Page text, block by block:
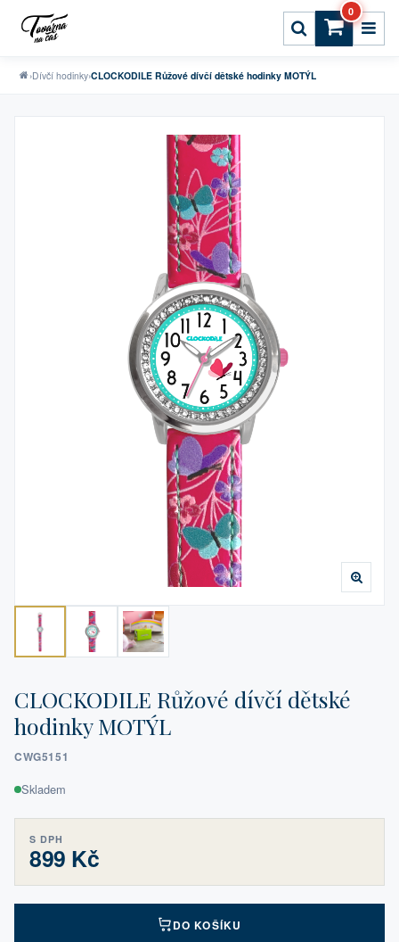
0
›Dívčí hodinky›CLOCKODILE Růžové dívčí dětské hodinky MOTÝL
CLOCKODILE Růžové dívčí dětské
hodinky MOTÝL
CWG5151
Skladem
S DPH
899 Kč
DO KOŠÍKU